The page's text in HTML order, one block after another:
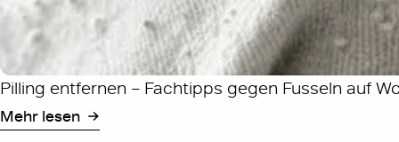
Pilling entfernen – Fachtipps gegen Fusseln auf
Mehr lesen